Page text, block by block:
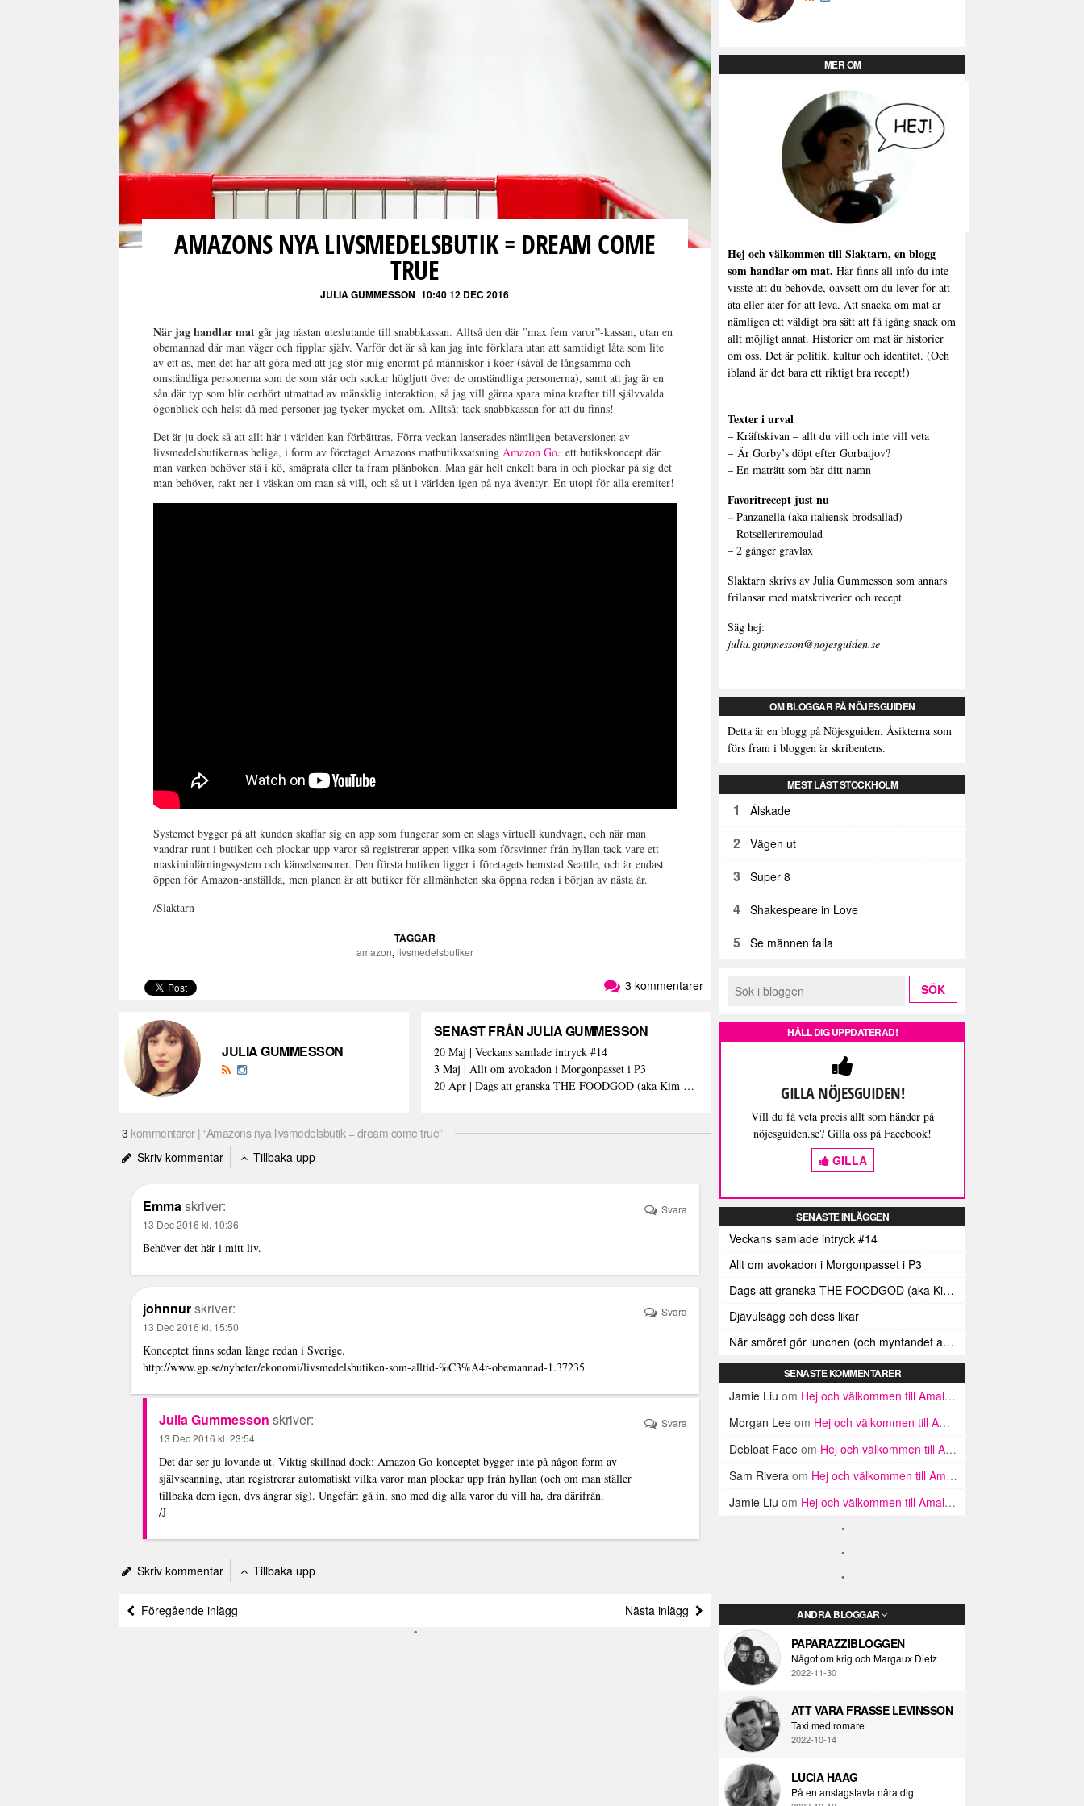
AMAZONS NYA LIVSMEDELSBUTIK = DREAM COME
TRUE
JULIA GUMMESSON 10:40 12 DEC 2016
När jag handlar mat går jag nästan uteslutande till snabbkassan. Alltså den där ”max fem varor”-kassan, utan en
obemannad där man väger och fipplar själv. Varför det är så kan jag inte förklara utan att samtidigt låta som lite
av ett as, men det har att göra med att jag stör mig enormt på människor i köer (såväl de långsamma och
omständliga personerna som de som står och suckar högljutt över de omständliga personerna), samt att jag är en
sån där typ som blir oerhört utmattad av mänsklig interaktion, så jag vill gärna spara mina krafter till självvalda
ögonblick och helst då med personer jag tycker mycket om. Alltså: tack snabbkassan för att du finns!
Det är ju dock så att allt här i världen kan förbättras. Förra veckan lanserades nämligen betaversionen av
livsmedelsbutikernas heliga, i form av företaget Amazons matbutikssatsningAmazon Go: ett butikskoncept där
man varken behöver stå i kö, småprata eller ta fram plånboken. Man går helt enkelt bara in och plockar på sig det
man behöver, rakt ner i väskan om man så vill, och så ut i världen igen på nya äventyr. En utopi för alla eremiter!
Systemet bygger på att kunden skaffar sig en app som fungerar som en slags virtuell kundvagn, och när man
vandrar runt i butiken och plockar upp varor så registrerar appen vilka som försvinner från hyllan tack vare ett
maskininlärningssystem och känselsensorer. Den första butiken ligger i företagets hemstad Seattle, och är endast
öppen för Amazon-anställda, men planen är att butiker för allmänheten ska öppna redan i början av nästa år.
/Slaktarn
TAGGAR
amazon,livsmedelsbutiker
3 kommentarer
JULIA GUMMESSON
SENAST FRÅN JULIA GUMMESSON
20 Maj | Veckans samlade intryck #14
3 Maj | Allt om avokadon i Morgonpasset i P3
20 Apr | Dags att granska THE FOODGOD (aka Kim Kardashians matinstagrammande bästis)
3 kommentarer | “Amazons nya livsmedelsbutik = dream come true”
Skriv kommentar
Tillbaka upp
Emmaskriver:
13 Dec 2016 kl. 10:36
Behöver det här i mitt liv.
Svara
johnnurskriver:
13 Dec 2016 kl. 15:50
Konceptet finns sedan länge redan i Sverige.
http://www.gp.se/nyheter/ekonomi/livsmedelsbutiken-som-alltid-%C3%A4r-obemannad-1.37235
Svara
Julia Gummesson skriver:
13 Dec 2016 kl. 23:54
Det där ser ju lovande ut. Viktig skillnad dock: Amazon Go-konceptet bygger inte på någon form av
självscanning, utan registrerar automatiskt vilka varor man plockar upp från hyllan (och om man ställer
tillbaka dem igen, dvs ångrar sig). Ungefär: gå in, sno med dig alla varor du vill ha, dra därifrån.
/J
Svara
Skriv kommentar Tillbaka upp
Föregående inlägg Nästa inlägg
MER OM
Hej och välkommen till Slaktarn, en blogg
som handlar om mat. Här finns all info du inte
visste att du behövde, oavsett om du lever för att
äta eller äter för att leva. Att snacka om mat är
nämligen ett väldigt bra sätt att få igång snack om
allt möjligt annat. Historier om mat är historier
om oss. Det är politik, kultur och identitet. (Och
ibland är det bara ett riktigt bra recept!)
Texter i urval
– Kräftskivan – allt du vill och inte vill veta
– Är Gorby’s döpt efter Gorbatjov?
– En maträtt som bär ditt namn
Favoritrecept just nu
– Panzanella (aka italiensk brödsallad)
– Rotselleriremoulad
– 2 gånger gravlax
Slaktarn skrivs av Julia Gummesson som annars
frilansar med matskriverier och recept.
Säg hej:
julia.gummesson@nojesguiden.se
OM BLOGGAR PÅ NÖJESGUIDEN
Detta är en blogg på Nöjesguiden. Åsikterna som
förs fram i bloggen är skribentens.
MEST LÄST STOCKHOLM
1 Älskade
2 Vägen ut
3 Super 8
4 Shakespeare in Love
5 Se männen falla
HÅLL DIG UPPDATERAD!
GILLA NÖJESGUIDEN!
Vill du få veta precis allt som händer på
nöjesguiden.se? Gilla oss på Facebook!
GILLA
SENASTE INLÄGGEN
Veckans samlade intryck #14
Allt om avokadon i Morgonpasset i P3
Dags att granska THE FOODGOD (aka Kim Kardashians matinstagrammande bästis)
Djävulsägg och dess likar
När smöret gör lunchen (och myntandet av termen ”Smörindex”)
SENASTE KOMMENTARER
Jamie Liu om Hej och välkommen till Amalfikusten
Morgan Lee om Hej och välkommen till Amalfikusten
Debloat Face om Hej och välkommen till Amalfikusten
Sam Rivera om Hej och välkommen till Amalfikusten
Jamie Liu om Hej och välkommen till Amalfikusten
ANDRA BLOGGAR
PAPARAZZIBLOGGEN
Något om krig och Margaux Dietz
2022-11-30
ATT VARA FRASSE LEVINSSON
Taxi med romare
2022-10-14
LUCIA HAAG
På en anslagstavla nära dig